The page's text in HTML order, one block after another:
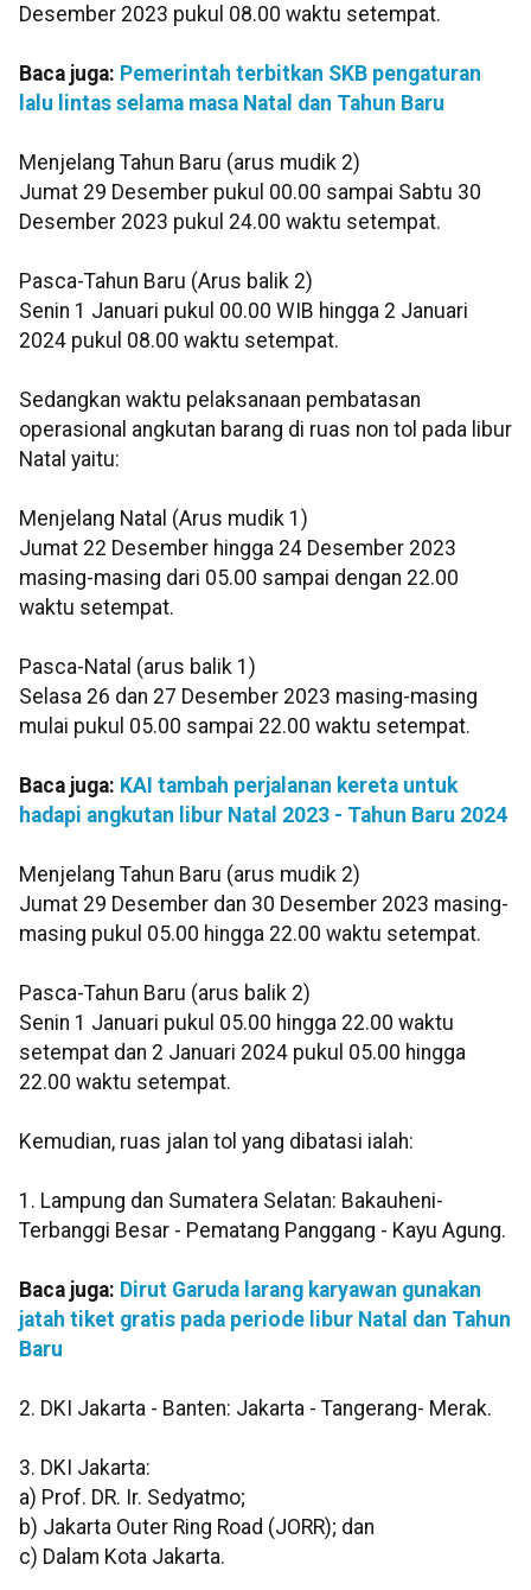
Desember 2023 pukul 08.00 waktu setempat.
Baca juga: Pemerintah terbitkan SKB pengaturan
lalu lintas selama masa Natal dan Tahun Baru
Menjelang Tahun Baru (arus mudik 2)
Jumat 29 Desember pukul 00.00 sampai Sabtu 30
Desember 2023 pukul 24.00 waktu setempat.
Pasca-Tahun Baru (Arus balik 2)
Senin 1 Januari pukul 00.00 WIB hingga 2 Januari
2024 pukul 08.00 waktu setempat.
Sedangkan waktu pelaksanaan pembatasan
operasional angkutan barang di ruas non tol pada libur
Natal yaitu:
Menjelang Natal (Arus mudik 1)
Jumat 22 Desember hingga 24 Desember 2023
masing-masing dari 05.00 sampai dengan 22.00
waktu setempat.
Pasca-Natal (arus balik 1)
Selasa 26 dan 27 Desember 2023 masing-masing
mulai pukul 05.00 sampai 22.00 waktu setempat.
Baca juga: KAI tambah perjalanan kereta untuk
hadapi angkutan libur Natal 2023 - Tahun Baru 2024
Menjelang Tahun Baru (arus mudik 2)
Jumat 29 Desember dan 30 Desember 2023 masing-
masing pukul 05.00 hingga 22.00 waktu setempat.
Pasca-Tahun Baru (arus balik 2)
Senin 1 Januari pukul 05.00 hingga 22.00 waktu
setempat dan 2 Januari 2024 pukul 05.00 hingga
22.00 waktu setempat.
Kemudian, ruas jalan tol yang dibatasi ialah:
1. Lampung dan Sumatera Selatan: Bakauheni-
Terbanggi Besar - Pematang Panggang - Kayu Agung.
Baca juga: Dirut Garuda larang karyawan gunakan
jatah tiket gratis pada periode libur Natal dan Tahun
Baru
2. DKI Jakarta - Banten: Jakarta - Tangerang- Merak.
3. DKI Jakarta:
a) Prof. DR. Ir. Sedyatmo;
b) Jakarta Outer Ring Road (JORR); dan
c) Dalam Kota Jakarta.